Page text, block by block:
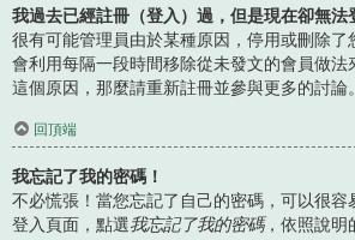
我過去已經註冊（登入）過，但是現在卻無法
很有可能管理員由於某種原因，停用或刪除了
會利用每隔一段時間移除從未發文的會員做法
這個原因，那麼請重新註冊並參與更多的討論。
回頂端
我忘記了我的密碼！
不必慌張！當您忘記了自己的密碼，可以很容
登入頁面，點選我忘記了我的密碼，依照說明